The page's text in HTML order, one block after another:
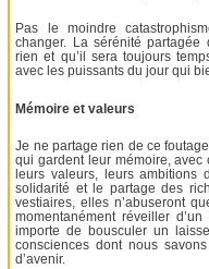
Pas le moindre
changer. La sérénité
rien et qu’il sera toujours
avec les puissants du jour qui
Mémoire et valeurs
Je ne partage rien de ce
qui gardent leur mémoire,
leurs valeurs, leurs ambitions
solidarité et le partage des
vestiaires, elles n’abuseront
momentanément réveiller
importe de bousculer un
consciences dont nous
d’avenir.